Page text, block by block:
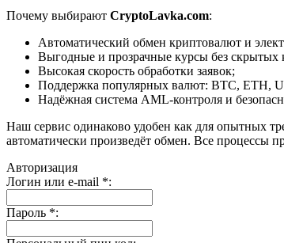
Почему выбирают CryptoLavka.com:
Автоматический обмен криптовалют и
Выгодные и прозрачные курсы без скрытых
Высокая скорость обработки заявок;
Поддержка популярных валют: BTC, ETH,
Надёжная система AML-контроля и
Наш сервис одинаково удобен как для опытных
автоматически произведёт обмен. Все процессы
Авторизация
Логин или e-mail *:
Пароль *: